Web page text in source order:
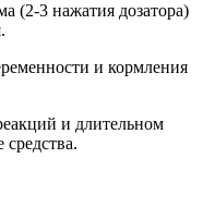
(2-3 нажатия дозатора)
и кормления
и длительном